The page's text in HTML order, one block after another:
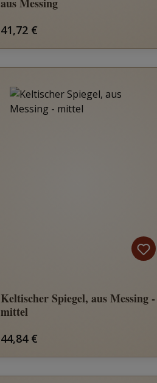
Regulärer Preis:
41,72 €
Keltischer Spiegel, aus Messing -
mittel
Regulärer Preis:
44,84 €